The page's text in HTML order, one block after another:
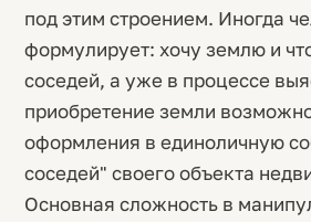
под этим строением. Иногда
формулирует: хочу землю и
соседей, а уже в процессе
приобретение земли
оформления в единоличную
соседей" своего объекта
Основная сложность в